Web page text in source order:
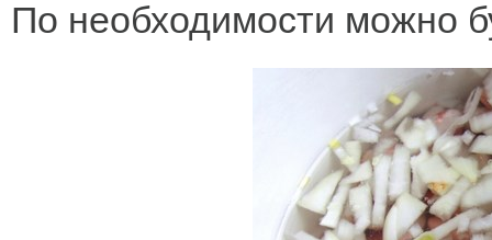
По необходимости можно